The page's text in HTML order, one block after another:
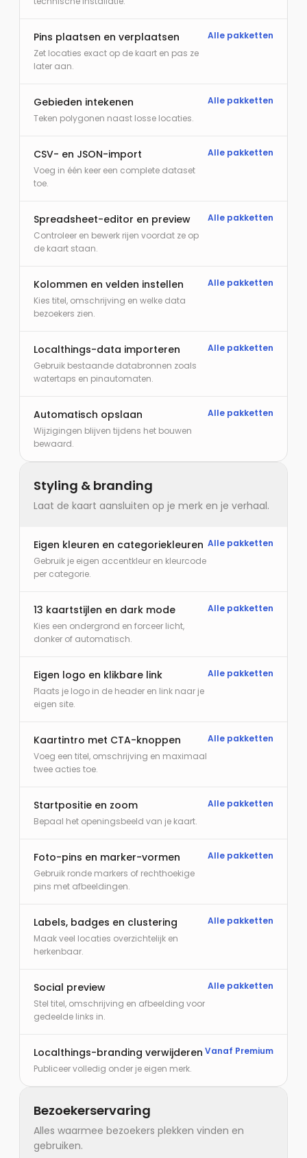
Pins plaatsen en verplaatsen
Zet locaties exact op de kaart en pas ze
later aan.
Alle pakketten
Gebieden intekenen
Teken polygonen naast losse locaties.
Alle pakketten
CSV- en JSON-import
Voeg in één keer een complete dataset
toe.
Alle pakketten
Spreadsheet-editor en preview
Controleer en bewerk rijen voordat ze op
de kaart staan.
Alle pakketten
Kolommen en velden instellen
Kies titel, omschrijving en welke data
bezoekers zien.
Alle pakketten
Localthings-data importeren
Gebruik bestaande databronnen zoals
watertaps en pinautomaten.
Alle pakketten
Automatisch opslaan
Wijzigingen blijven tijdens het bouwen
bewaard.
Alle pakketten
Styling & branding
Laat de kaart aansluiten op je merk en je verhaal.
Eigen kleuren en categoriekleuren
Gebruik je eigen accentkleur en kleurcode
per categorie.
Alle pakketten
13 kaartstijlen en dark mode
Kies een ondergrond en forceer licht,
donker of automatisch.
Alle pakketten
Eigen logo en klikbare link
Plaats je logo in de header en link naar je
eigen site.
Alle pakketten
Kaartintro met CTA-knoppen
Voeg een titel, omschrijving en maximaal
twee acties toe.
Alle pakketten
Startpositie en zoom
Bepaal het openingsbeeld van je kaart.
Alle pakketten
Foto-pins en marker-vormen
Gebruik ronde markers of rechthoekige
pins met afbeeldingen.
Alle pakketten
Labels, badges en clustering
Maak veel locaties overzichtelijk en
herkenbaar.
Alle pakketten
Social preview
Stel titel, omschrijving en afbeelding voor
gedeelde links in.
Alle pakketten
Localthings-branding verwijderen
Publiceer volledig onder je eigen merk.
Vanaf Premium
Bezoekerservaring
Alles waarmee bezoekers plekken vinden en
gebruiken.